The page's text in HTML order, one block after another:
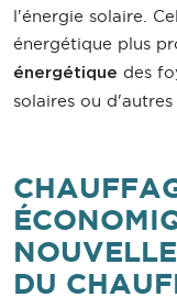
l'énergie solaire.
énergétique plus
énergétique des
solaires ou
DU